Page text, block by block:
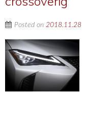
Posted on 2018.11.28